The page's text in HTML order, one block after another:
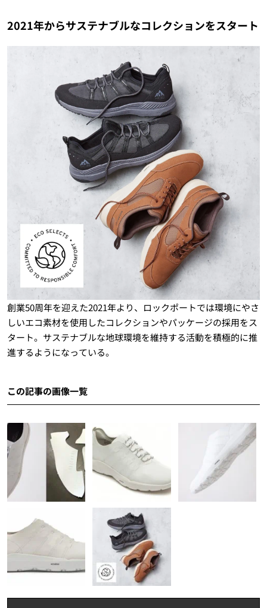
2021年からサステナブルなコレクションをスタート
創業50周年を迎えた2021年より、ロックポートでは環境にやさ
しいエコ素材を使用したコレクションやパッケージの採用をス
タート。サステナブルな地球環境を維持する活動を積極的に推
進するようになっている。
この記事の画像一覧